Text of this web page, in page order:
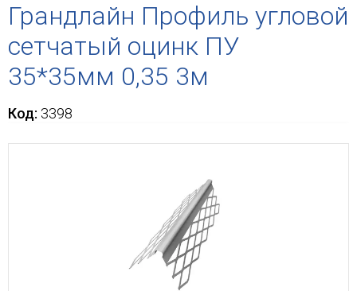
Грандлайн Профиль угловой
сетчатый оцинк ПУ
35*35мм 0,35 3м
Код: 3398